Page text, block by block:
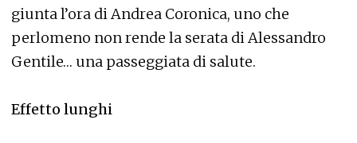
giunta l’ora di Andrea Coronica, uno che
perlomeno non rende la serata di Alessandro
Gentile… una passeggiata di salute.
Effetto lunghi